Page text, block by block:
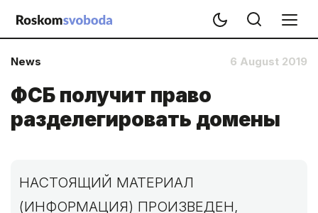
News 6 August 2019
ФСБ получит право
разделегировать домены
НАСТОЯЩИЙ МАТЕРИАЛ
(ИНФОРМАЦИЯ) ПРОИЗВЕДЕН,